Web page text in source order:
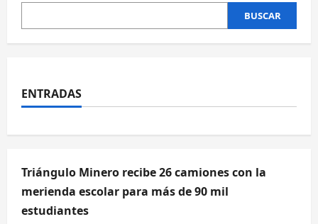
BUSCAR
ENTRADAS
Triángulo Minero recibe 26 camiones con la
merienda escolar para más de 90 mil
estudiantes